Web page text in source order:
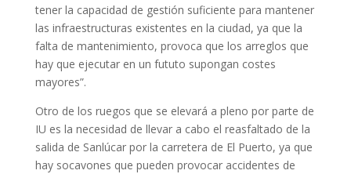
tener la capacidad de gestión suficiente para mantener
las infraestructuras existentes en la ciudad, ya que la
falta de mantenimiento, provoca que los arreglos que
hay que ejecutar en un fututo supongan costes
mayores”.
Otro de los ruegos que se elevará a pleno por parte de
IU es la necesidad de llevar a cabo el reasfaltado de la
salida de Sanlúcar por la carretera de El Puerto, ya que
hay socavones que pueden provocar accidentes de